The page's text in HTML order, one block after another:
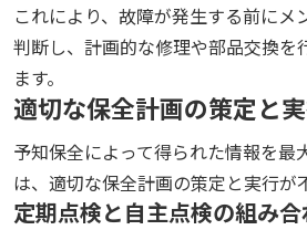
これにより、故障が発生する前にメ
判断し、計画的な修理や部品交換を
ます。
適切な保全計画の策定と
予知保全によって得られた情報を最
は、適切な保全計画の策定と実行が
定期点検と自主点検の組み